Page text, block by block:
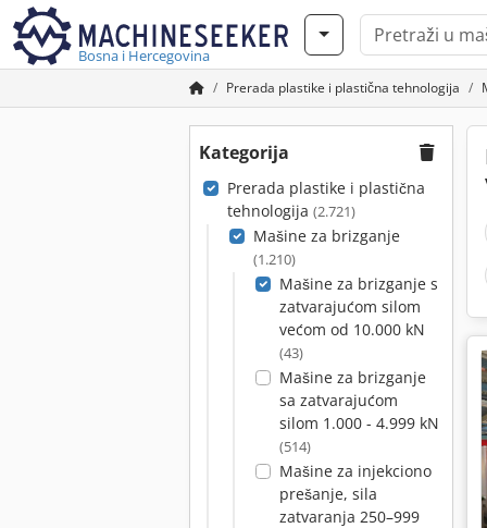
Bosna i Hercegovina
Prerada plastike i plastična tehnologija
Kategorija
Prerada plastike i plastična
tehnologija (2.721)
Mašine za brizganje
(1.210)
Mašine za brizganje s
zatvarajućom silom
većom od 10.000 kN
(43)
Mašine za brizganje
sa zatvarajućom
silom 1.000 - 4.999 kN
(514)
Mašine za injekciono
prešanje, sila
zatvaranja 250–999